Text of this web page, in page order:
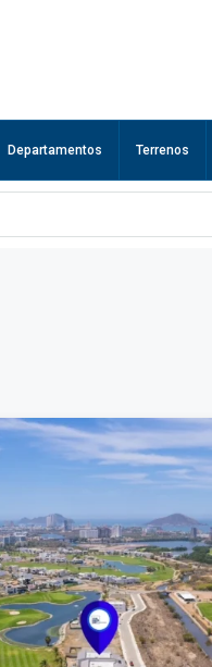
Departamentos Terrenos